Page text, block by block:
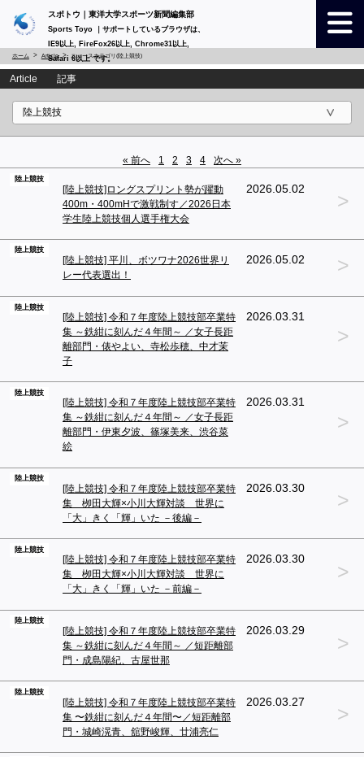
スポトウ｜東洋大学スポーツ新聞編集部
Sports Toyo ｜サポートしているブラウザは、
IE9以上, FireFox26以上, Chrome31以上,
Safari 6以上 です。
ホーム Article ニュースカテゴリ(陸上競技)
Article 記事
« 前へ 1 2 3 4 次へ »
陸上競技
[陸上競技]ロングスプリント勢が躍動
400m・400mHで激戦制す／2026日本
学生陸上競技個人選手権大会
2026.05.02
>
陸上競技
[陸上競技] 平川、ボツワナ2026世界リ
レー代表選出！
2026.05.02 >
陸上競技
[陸上競技] 令和７年度陸上競技部卒業特
集 ～鉄紺に刻んだ４年間～ ／女子長距
離部門・俵やよい、寺松歩穂、中才茉
子
2026.03.31
>
陸上競技
[陸上競技] 令和７年度陸上競技部卒業特
集 ～鉄紺に刻んだ４年間～ ／女子長距
離部門・伊東夕波、篠塚美来、渋谷菜
絵
2026.03.31
>
陸上競技
[陸上競技] 令和７年度陸上競技部卒業特
集 栁田大輝×小川大輝対談 世界に
「大」きく「輝」いた －後編－
2026.03.30
>
陸上競技
[陸上競技] 令和７年度陸上競技部卒業特
集 栁田大輝×小川大輝対談 世界に
「大」きく「輝」いた －前編－
2026.03.30
>
陸上競技
[陸上競技] 令和７年度陸上競技部卒業特
集 ～鉄紺に刻んだ４年間～ ／短距離部
門・成島陽紀、古屋世那
2026.03.29
>
陸上競技
[陸上競技] 令和７年度陸上競技部卒業特
集 〜鉄紺に刻んだ４年間〜／短距離部
門・城崎滉青、舘野峻輝、廿浦亮仁
2026.03.27
>